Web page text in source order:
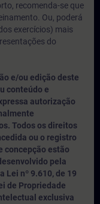
recomenda-se que
Ou, poderá
exercícios) mais
do
e/ou edição deste
conteúdo e
autorização
Todos os direitos
ou o registro
concepção estão
pela
Lei nº 9.610, de 19
de Propriedade
exclusiva